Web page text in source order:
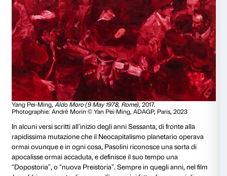
Yang Pei-Ming,Rossellini, Roma città aperta , 2015.
Photographie: André Morin © Yan Pei-Ming, ADAGP,
La Storia che Yang Pei-Ming dipinge non è più
dalle articolazioni di un pensiero o mossa dalle forze
ma un mausoleo di tragedie diventate atemporali, di
Terra fissati nel trono e nella polvere della loro
insieme alla morte di Pasolini e di Moro si allineano i